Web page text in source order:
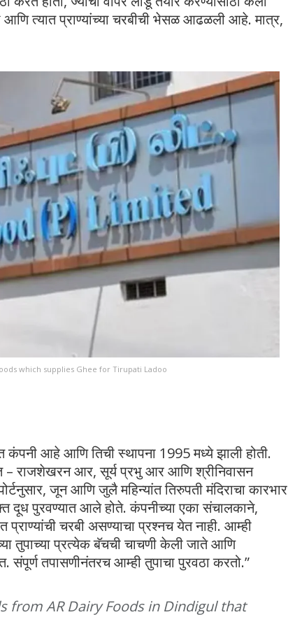
आणि त्यात प्राण्यांच्या चरबीची भेसळ आढळली आहे. मात्र,
which supplies Ghee for Tirupati Ladoo
कंपनी आहे आणि तिची स्थापना 1995 मध्ये झाली होती.
– राजशेखरन आर, सूर्य प्रभु आर आणि श्रीनिवासन
जून आणि जुलै महिन्यांत तिरुपती मंदिराचा कारभार
दूध पुरवण्यात आले होते. कंपनीच्या एका संचालकाने,
चरबी असण्याचा प्रश्नच येत नाही. आम्ही
तुपाच्या प्रत्येक बॅचची चाचणी केली जाते आणि
तपासणीनंतरच आम्ही तुपाचा पुरवठा करतो.”
from AR Dairy Foods in Dindigul that